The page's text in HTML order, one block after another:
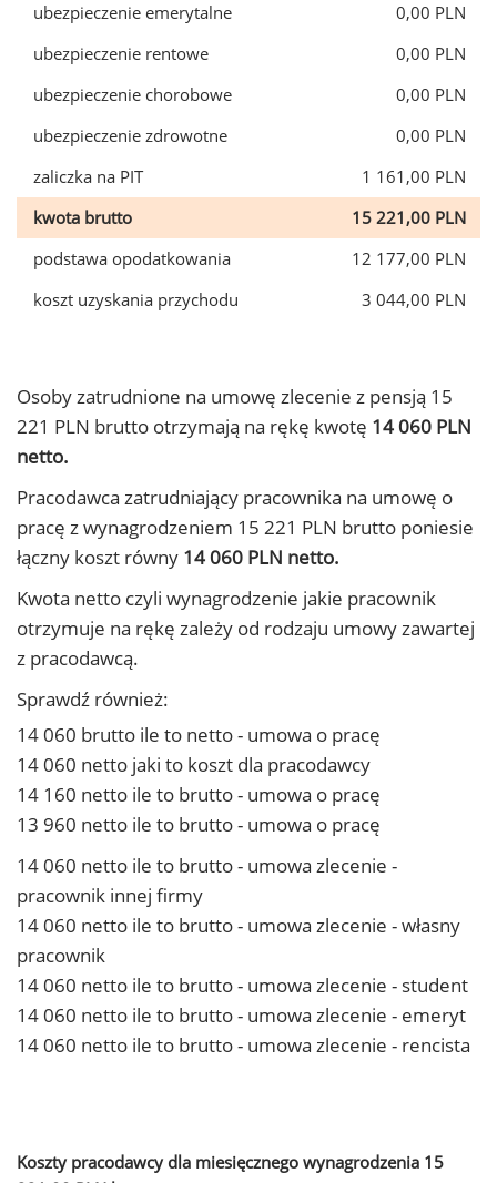
ubezpieczenie emerytalne
0,00 PLN
ubezpieczenie rentowe
0,00 PLN
ubezpieczenie chorobowe
0,00 PLN
ubezpieczenie zdrowotne
0,00 PLN
zaliczka na PIT
1 161,00 PLN
kwota brutto
15 221,00 PLN
podstawa opodatkowania
12 177,00 PLN
koszt uzyskania przychodu
3 044,00 PLN
Osoby zatrudnione na umowę zlecenie z pensją 15
221 PLN brutto otrzymają na rękę kwotę 14 060 PLN
netto.
Pracodawca zatrudniający pracownika na umowę o
pracę z wynagrodzeniem 15 221 PLN brutto poniesie
łączny koszt równy 14 060 PLN netto.
Kwota netto czyli wynagrodzenie jakie pracownik
otrzymuje na rękę zależy od rodzaju umowy zawartej
z pracodawcą.
Sprawdź również:
14 060 brutto ile to netto - umowa o pracę
14 060 netto jaki to koszt dla pracodawcy
14 160 netto ile to brutto - umowa o pracę
13 960 netto ile to brutto - umowa o pracę
14 060 netto ile to brutto - umowa zlecenie -
pracownik innej firmy
14 060 netto ile to brutto - umowa zlecenie - własny
pracownik
14 060 netto ile to brutto - umowa zlecenie - student
14 060 netto ile to brutto - umowa zlecenie - emeryt
14 060 netto ile to brutto - umowa zlecenie - rencista
Koszty pracodawcy dla miesięcznego wynagrodzenia 15